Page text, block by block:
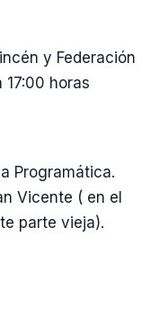
y Federación
17:00 horas
Programática.
Vicente ( en el
parte vieja).